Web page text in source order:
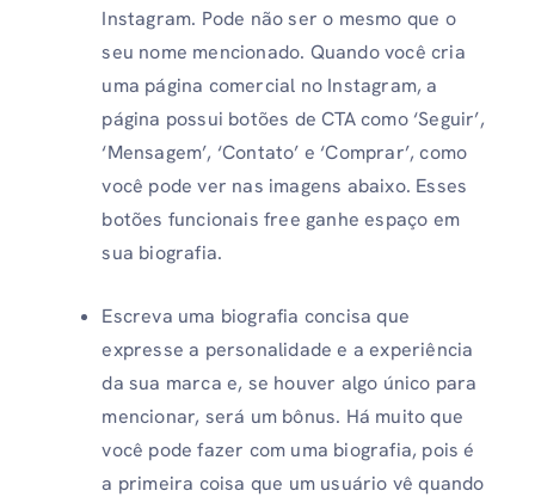
Instagram. Pode não ser o mesmo que o
seu nome mencionado. Quando você cria
uma página comercial no Instagram, a
página possui botões de CTA como ‘Seguir’,
‘Mensagem’, ‘Contato’ e ‘Comprar’, como
você pode ver nas imagens abaixo. Esses
botões funcionais free ganhe espaço em
sua biografia.
Escreva uma biografia concisa que
expresse a personalidade e a experiência
da sua marca e, se houver algo único para
mencionar, será um bônus. Há muito que
você pode fazer com uma biografia, pois é
a primeira coisa que um usuário vê quando